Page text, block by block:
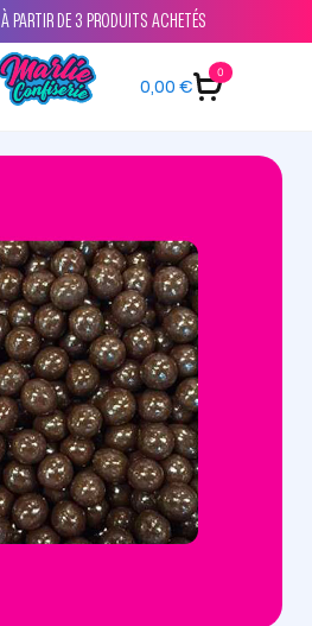
À PARTIR DE 3 PRODUITS ACHETÉS
0,00€
0